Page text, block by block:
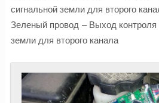
сигнальной земли для второго
Зеленый провод – Выход контроля
земли для второго канала